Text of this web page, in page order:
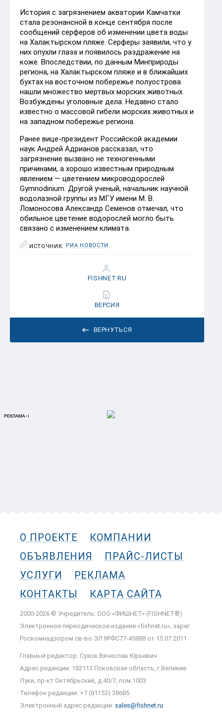
История с загрязнением акватории Камчатки
стала резонансной в конце сентября после
сообщений серферов об изменении цвета воды
на Халактырском пляже. Серферы заявили, что у
них опухли глаза и появилось раздражение на
коже. Впоследствии, по данным Минприроды
региона, на Халактырском пляже и в ближайших
бухтах на восточном побережье полуострова
нашли множество мертвых морских животных.
Возбуждены уголовные дела. Недавно стало
известно о массовой гибели морских животных и
на западном побережье региона.
Ранее вице-президент Российской академии
наук Андрей Адрианов рассказал, что
загрязнение вызвано не техногенными
причинами, а хорошо известным природным
явлением — цветением микроводорослей
Gymnodinium. Другой ученый, начальник научной
водолазной группы из МГУ имени М. В.
Ломоносова Александр Семенов отмечал, что
обильное цветение водорослей могло быть
связано с изменением климата.
ИСТОЧНИК: РИА НОВОСТИ
ВЕРНУТЬСЯ
FISHNET.RU
ВЕРСИЯ
О ПРОЕКТЕ
КОМПАНИИ
ОБЪЯВЛЕНИЯ
ПРАЙС-ЛИСТЫ
УСЛУГИ
РЕКЛАМА
КОНТАКТЫ
КАРТА САЙТА
2000-2026 © Учредитель: ООО «ФИШНЕТ» (FISHNET®)
Электронное периодическое издание «fishnet.ru», зарег.
Роскомнадзором cв-во ЭЛ №ФС77-45888 от 15.07.2011
Главный редактор: Сухов Вячеслав Юрьевич
Адрес редакции: 182113 Псковская область, г.Великие
Луки, пр-кт Октябрьский, д.40/7, пом.1003
Телефон редакции: +7 (81153) 38685
Электронный адрес редакции: sales@fishnet.ru